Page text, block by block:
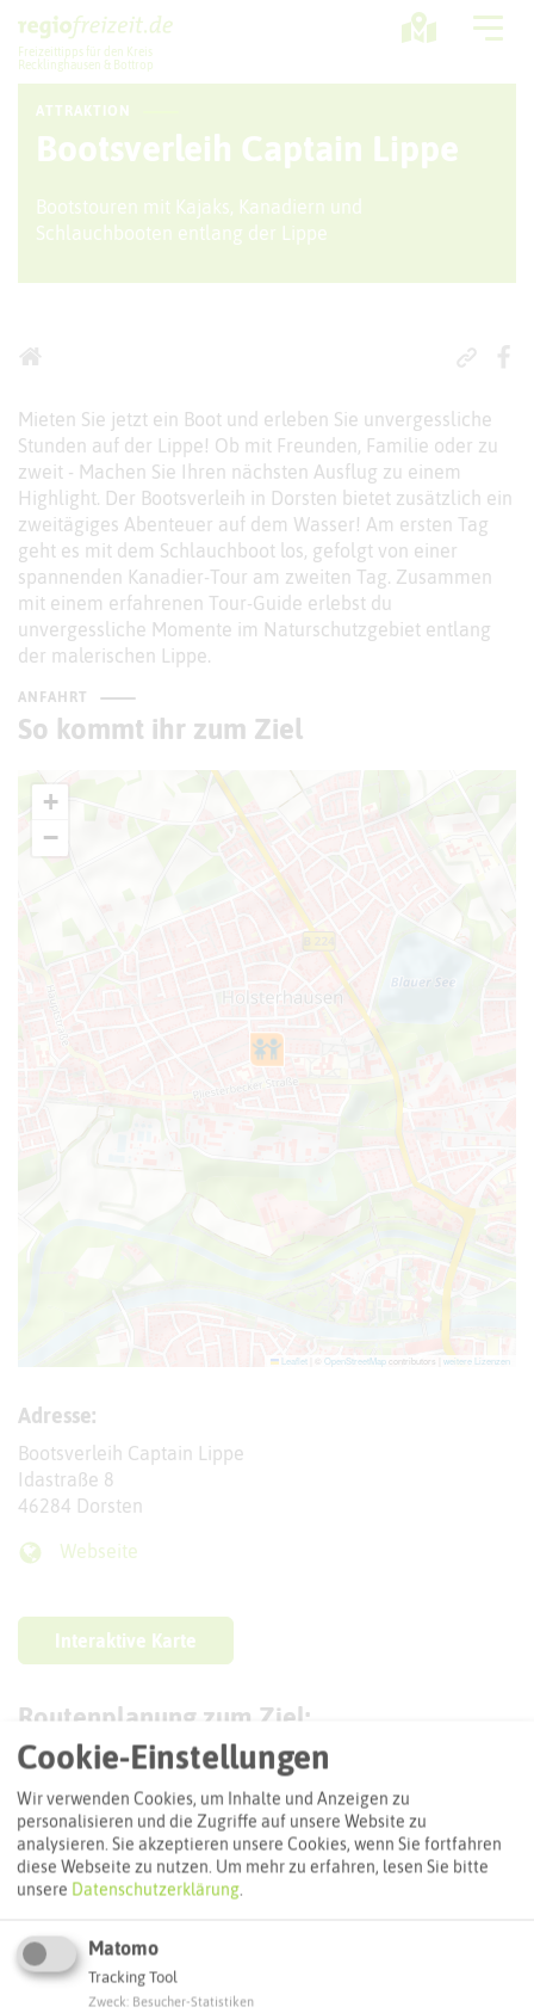
Freizeittipps für den Kreis
Recklinghausen & Bottrop
Aktuelles
ATTRAKTION
Bootsverleih Captain Lippe
Bootstouren mit Kajaks, Kanadiern und
Schlauchbooten entlang der Lippe
Mieten Sie jetzt ein Boot und erleben Sie unvergessliche
Stunden auf der Lippe! Ob mit Freunden, Familie oder zu
zweit - Machen Sie Ihren nächsten Ausflug zu einem
Highlight. Der Bootsverleih in Dorsten bietet zusätzlich ein
zweitägiges Abenteuer auf dem Wasser! Am ersten Tag
geht es mit dem Schlauchboot los, gefolgt von einer
spannenden Kanadier-Tour am zweiten Tag. Zusammen
mit einem erfahrenen Tour-Guide erlebst du
unvergessliche Momente im Naturschutzgebiet entlang
der malerischen Lippe.
ANFAHRT
So kommt ihr zum Ziel
+
−
Leaflet OpenStreetMapcontributors | weitere Lizenzen
Adresse:
Bootsverleih Captain Lippe
Idastraße 8
46284 Dorsten
Webseite
Interaktive Karte
Routenplanung zum Ziel:
ÖPNV-Route finden
Autoroute finden
ATTRAKTIONEN IN DER UMGEBUNG
Was ihr hier noch erleben könnt
Cookie-Einstellungen
Wir verwenden Cookies, um Inhalte und Anzeigen zu
personalisieren und die Zugriffe auf unsere Website zu
analysieren. Sie akzeptieren unsere Cookies, wenn Sie fortfahren
diese Webseite zu nutzen. Um mehr zu erfahren, lesen Sie bitte
unsere Datenschutzerklärung.
Matomo
Tracking Tool
Zweck Besucher-Statistiken